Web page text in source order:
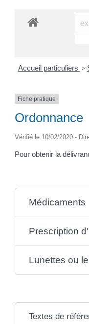
Accueil particuliers >
Fiche pratique
Ordonnance
Vérifié le 10/02/2020 -
Pour obtenir la
Médicaments
Prescription
Lunettes ou
Textes de